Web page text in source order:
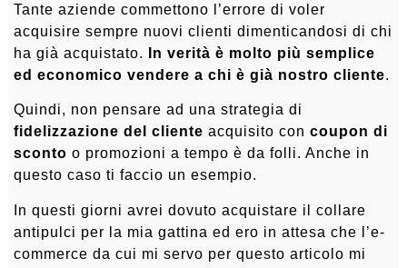
Tante aziende commettono l’errore di voler
acquisire sempre nuovi clienti dimenticandosi di chi
ha già acquistato.
In verità è molto più semplice
ed economico vendere a chi è già nostro cliente.
Quindi, non pensare ad una strategia di
fidelizzazione del cliente acquisito con coupon di
sconto o promozioni a tempo è da folli. Anche in
questo caso ti faccio un esempio.
In questi giorni avrei dovuto acquistare il collare
antipulci per la mia gattina ed ero in attesa che l’e-
commerce da cui mi servo per questo articolo mi